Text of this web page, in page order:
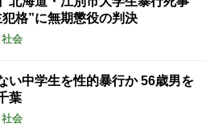
格”に無期懲役の判決
社会
い中学生を性的暴行か 56歳男を
葉
社会